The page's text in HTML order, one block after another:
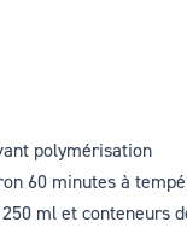
polymérisation
60 minutes à
ml et conteneurs